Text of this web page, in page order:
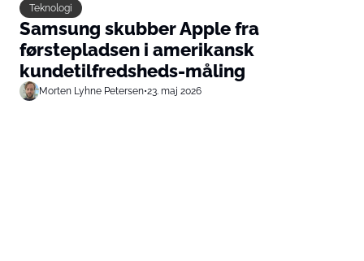
Teknologi
Samsung skubber Apple fra
førstepladsen i amerikansk
kundetilfredsheds-måling
Morten Lyhne Petersen•23. maj 2026